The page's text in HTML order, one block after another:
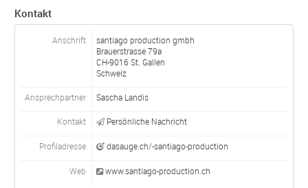
Kontakt
Anschrift
santiago production gmbh
Brauerstrasse 79a
CH-9016St. Gallen
Schweiz
Ansprechpartner Sascha Landis
Kontakt Persönliche Nachricht
Profiladresse dasauge.ch/-santiago-production
Web www.santiago-production.ch